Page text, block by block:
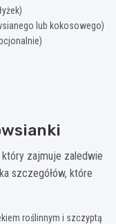
lub kokosowego)
zajmuje zaledwie
szczegółów, które
roślinnym i szczyptą